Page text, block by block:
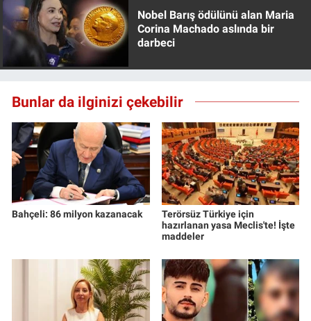
Nobel Barış ödülünü alan Maria
Corina Machado aslında bir
darbeci
Bunlar da ilginizi çekebilir
Bahçeli: 86 milyon kazanacak
Terörsüz Türkiye için
hazırlanan yasa Meclis'te! İşte
maddeler